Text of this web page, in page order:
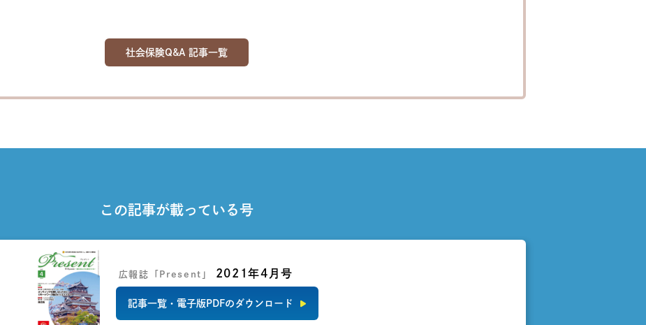
社会保険Q&A 記事一覧
この記事が載っている号
広報誌「Present」 2021年4月号
記事一覧・電子版PDFのダウンロード